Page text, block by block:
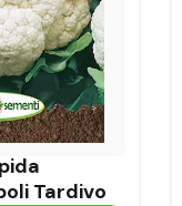
Tardivo